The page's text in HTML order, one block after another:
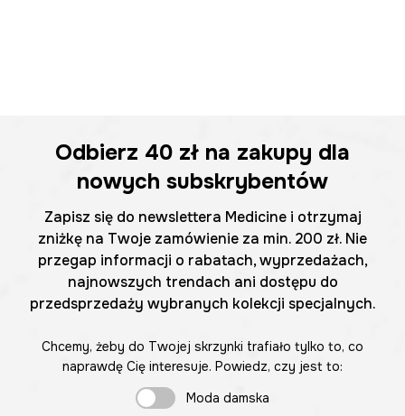
Odbierz 40 zł na zakupy dla
nowych subskrybentów
Zapisz się do newslettera Medicine i otrzymaj
zniżkę na Twoje zamówienie za min. 200 zł. Nie
przegap informacji o rabatach, wyprzedażach,
najnowszych trendach ani dostępu do
przedsprzedaży wybranych kolekcji specjalnych.
Chcemy, żeby do Twojej skrzynki trafiało tylko to, co
naprawdę Cię interesuje. Powiedz, czy jest to:
Moda damska